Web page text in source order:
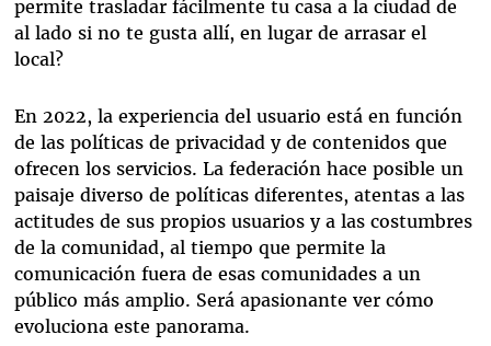
permite trasladar fácilmente tu casa a la ciudad de
al lado si no te gusta allí, en lugar de arrasar el
local?
En 2022, la experiencia del usuario está en función
de las políticas de privacidad y de contenidos que
ofrecen los servicios. La federación hace posible un
paisaje diverso de políticas diferentes, atentas a las
actitudes de sus propios usuarios y a las costumbres
de la comunidad, al tiempo que permite la
comunicación fuera de esas comunidades a un
público más amplio. Será apasionante ver cómo
evoluciona este panorama.